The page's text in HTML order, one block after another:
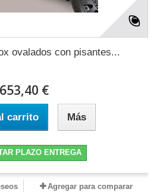
ovalados con pisantes...
653,40 €
carrito Más
PLAZO ENTREGA
Agregar para comparar